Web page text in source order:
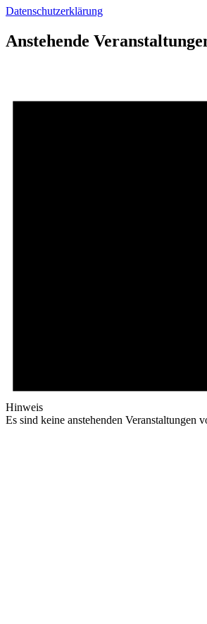
Datenschutzerklärung
Anstehende
Hinweis
Es sind keine anstehenden Veranstaltungen